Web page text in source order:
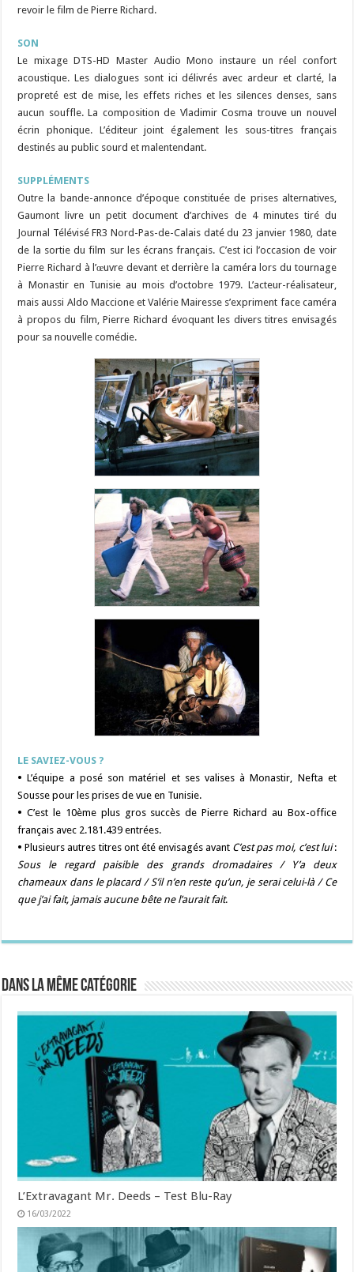
revoir le film de Pierre Richard.
SON
Le mixage DTS-HD Master Audio Mono instaure un réel confort
acoustique. Les dialogues sont ici délivrés avec ardeur et clarté, la
propreté est de mise, les effets riches et les silences denses, sans
aucun souffle. La composition de Vladimir Cosma trouve un nouvel
écrin phonique. L’éditeur joint également les sous-titres français
destinés au public sourd et malentendant.
SUPPLÉMENTS
Outre la bande-annonce d’époque constituée de prises alternatives,
Gaumont livre un petit document d’archives de 4 minutes tiré du
Journal Télévisé FR3 Nord-Pas-de-Calais daté du 23 janvier 1980, date
de la sortie du film sur les écrans français. C’est ici l’occasion de voir
Pierre Richard à l’œuvre devant et derrière la caméra lors du tournage
à Monastir en Tunisie au mois d’octobre 1979. L’acteur-réalisateur,
mais aussi Aldo Maccione et Valérie Mairesse s’expriment face caméra
à propos du film, Pierre Richard évoquant les divers titres envisagés
pour sa nouvelle comédie.
LE SAVIEZ-VOUS ?
•L’équipe a posé son matériel et ses valises à Monastir, Nefta et
Sousse pour les prises de vue en Tunisie.
•C’est le 10ème plus gros succès de Pierre Richard au Box-office
français avec 2.181.439 entrées.
•Plusieurs autres titres ont été envisagés avant C’est pas moi, c’est lui:
Sous le regard paisible des grands dromadaires / Y’a deux
chameaux dans le placard / S’il n’en reste qu’un, je serai celui-là / Ce
que j’ai fait, jamais aucune bête ne l’aurait fait.
Dans la même catégorie
L’Extravagant Mr. Deeds – Test Blu-Ray
16/03/2022